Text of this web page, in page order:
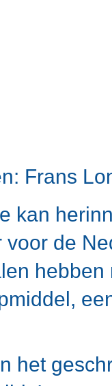
Frans
kan
voor de
het